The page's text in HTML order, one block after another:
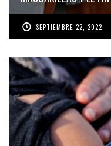
SEPTIEMBRE 22, 2022